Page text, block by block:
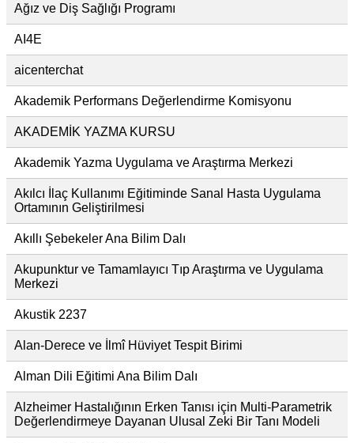
Ağız ve Diş Sağlığı Programı
AI4E
aicenterchat
Akademik Performans Değerlendirme Komisyonu
AKADEMİK YAZMA KURSU
Akademik Yazma Uygulama ve Araştırma Merkezi
Akılcı İlaç Kullanımı Eğitiminde Sanal Hasta Uygulama
Ortamının Geliştirilmesi
Akıllı Şebekeler Ana Bilim Dalı
Akupunktur ve Tamamlayıcı Tıp Araştırma ve Uygulama
Merkezi
Akustik 2237
Alan-Derece ve İlmî Hüviyet Tespit Birimi
Alman Dili Eğitimi Ana Bilim Dalı
Alzheimer Hastalığının Erken Tanısı için Multi-Parametrik
Değerlendirmeye Dayanan Ulusal Zeki Bir Tanı Modeli